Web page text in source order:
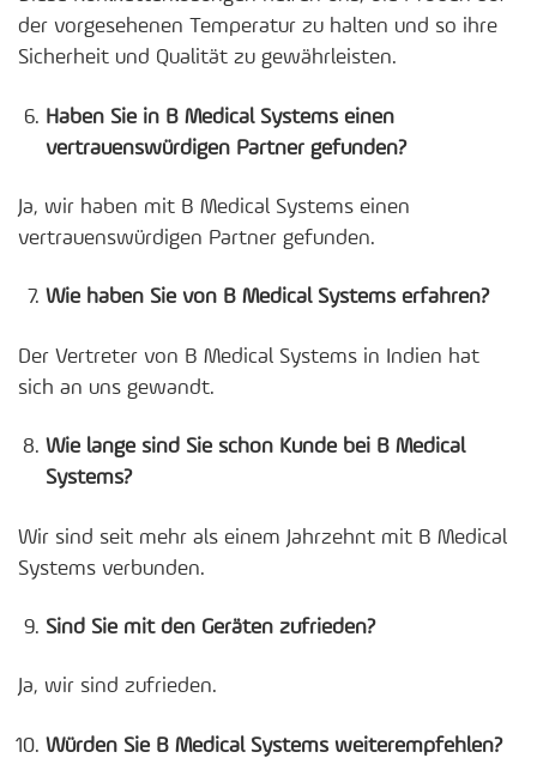
der vorgesehenen Temperatur zu halten und so ihre
Sicherheit und Qualität zu gewährleisten.
Haben Sie in B Medical Systems einen
vertrauenswürdigen Partner gefunden?
Ja, wir haben mit B Medical Systems einen
vertrauenswürdigen Partner gefunden.
Wie haben Sie von B Medical Systems erfahren?
Der Vertreter von B Medical Systems in Indien hat
sich an uns gewandt.
Wie lange sind Sie schon Kunde bei B Medical
Systems?
Wir sind seit mehr als einem Jahrzehnt mit B Medical
Systems verbunden.
Sind Sie mit den Geräten zufrieden?
Ja, wir sind zufrieden.
Würden Sie B Medical Systems weiterempfehlen?